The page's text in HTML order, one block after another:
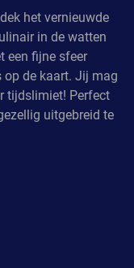
het vernieuwde
in de watten
een fijne sfeer
op de kaart. Jij mag
tijdslimiet! Perfect
uitgebreid te